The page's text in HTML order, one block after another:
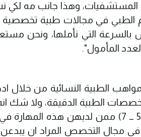
وهذا جانب مه لكي
الطبي في مجالات طبية تخصصية
بالسرعة التي نأملها، ونحن
المأمول".
الطبية النسائية من
تلك التخصصات وممكن ان نكتشف ان (5 ــ 7) ممن
في مجال التخصص المراد ان